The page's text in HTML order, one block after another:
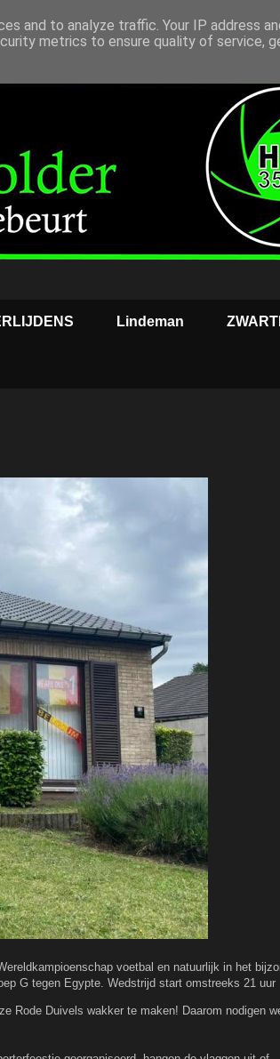
Lindeman
voetbal en natuurlijk in het
G tegen Egypte. Wedstrijd start omstreeks 21 uur
Rode Duivels wakker te maken! Daarom nodigen
and to analyze traffic. Your IP address
metrics to ensure quality of service,